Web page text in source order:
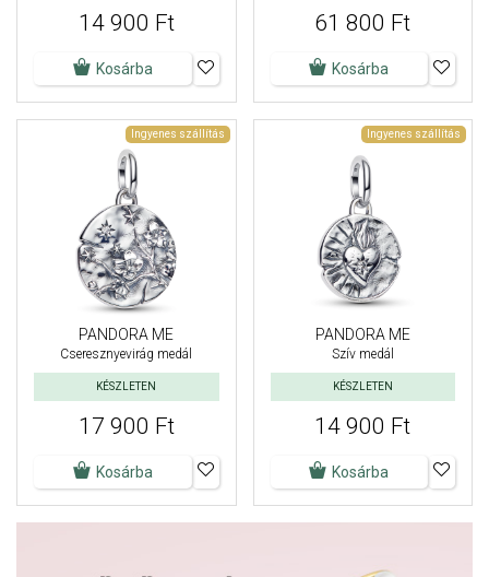
14 900 Ft
Kosárba
61 800 Ft
Kosárba
Ingyenes szállítás
PANDORA ME
Cseresznyevirág medál
KÉSZLETEN
17 900 Ft
Kosárba
Ingyenes szállítás
PANDORA ME
Szív medál
KÉSZLETEN
14 900 Ft
Kosárba